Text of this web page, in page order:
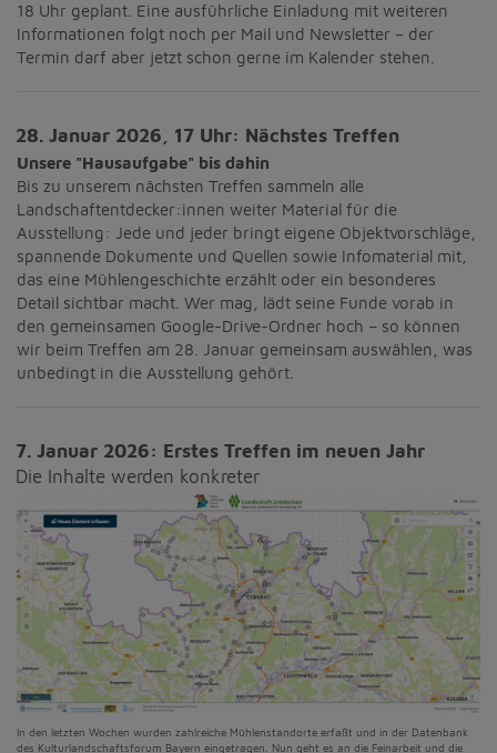
18 Uhr geplant. Eine ausführliche Einladung mit weiteren
Informationen folgt noch per Mail und Newsletter – der
Termin darf aber jetzt schon gerne im Kalender stehen.
28. Januar 2026, 17 Uhr: Nächstes Treffen
Unsere "Hausaufgabe" bis dahin
Bis zu unserem nächsten Treffen sammeln alle
Landschaftentdecker:innen weiter Material für die
Ausstellung: Jede und jeder bringt eigene Objektvorschläge,
spannende Dokumente und Quellen sowie Infomaterial mit,
das eine Mühlengeschichte erzählt oder ein besonderes
Detail sichtbar macht. Wer mag, lädt seine Funde vorab in
den gemeinsamen Google-Drive-Ordner hoch – so können
wir beim Treffen am 28. Januar gemeinsam auswählen, was
unbedingt in die Ausstellung gehört.
7. Januar 2026: Erstes Treffen im neuen Jahr
Die Inhalte werden konkreter
In den letzten Wochen wurden zahlreiche Mühlenstandorte erfaßt und in der Datenbank
des Kulturlandschaftsforum Bayern eingetragen. Nun geht es an die Feinarbeit und die